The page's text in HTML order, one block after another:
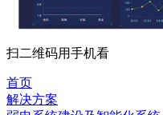
扫二维码用手机看
首页
解决方案